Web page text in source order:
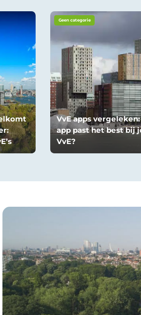
Geen categorie
VvE apps
app past het best bij
VvE?